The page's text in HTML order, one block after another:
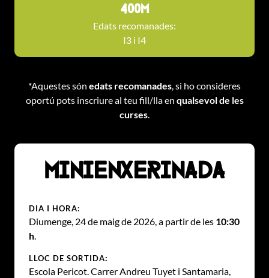
400m
Edats recomanades:
I3 i I4
*Aquestes són edats recomanades, si ho consideres
oportú pots inscriure al teu fill/lla en qualsevol de les
curses.
Minienxerinada
DIA I HORA:
Diumenge, 24 de maig de 2026, a partir de les 10:30
h.
LLOC DE SORTIDA:
Escola Pericot. Carrer Andreu Tuyet i Santamaria,